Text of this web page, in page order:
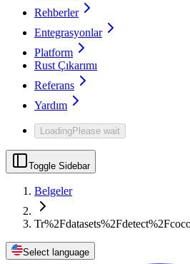
Rehberler
Entegrasyonlar
Platform
Rust Çıkarımı
Referans
Yardım
LoadingPlease wait
Toggle Sidebar
Belgeler
Select language